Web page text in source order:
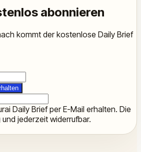
abonnieren
kommt der kostenlose Daily Brief
Daily Brief per E-Mail erhalten. Die
jederzeit widerrufbar.